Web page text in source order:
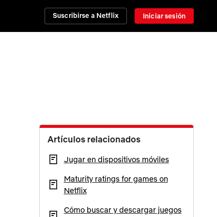
Suscribirse a Netflix Iniciar sesión
Artículos relacionados
Jugar en dispositivos móviles
Maturity ratings for games on
Netflix
Cómo buscar y descargar juegos